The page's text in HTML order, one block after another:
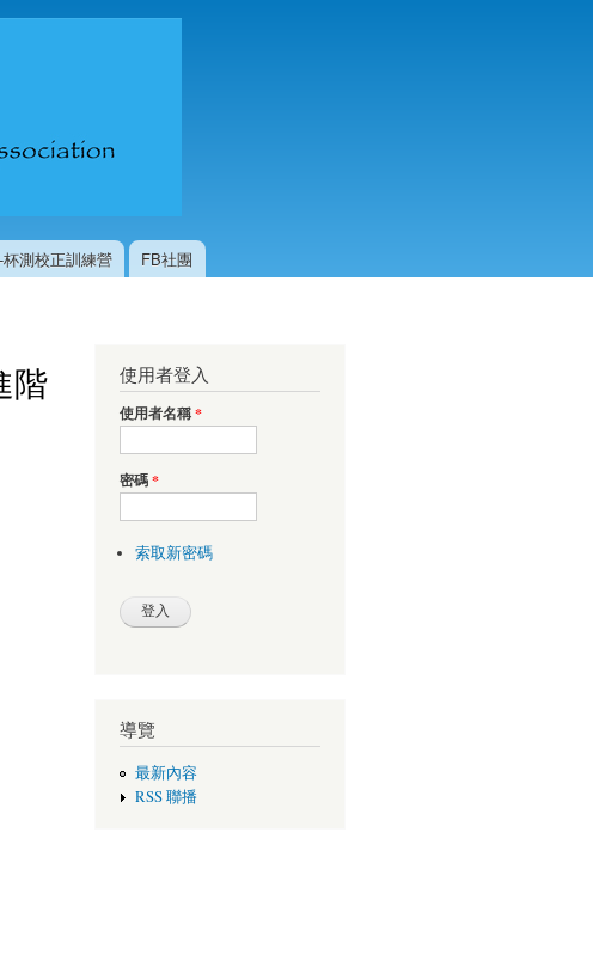
測校正訓練營 FB社團
階 使用者登入
使用者名稱*
密碼*
索取新密碼
導覽
最新內容
RSS 聯播